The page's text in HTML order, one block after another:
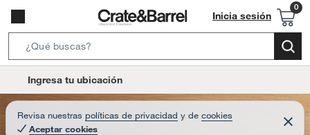
Inicia sesión
e
r
c
o
Ingresa tu ubicación
Revisa nuestras políticas de privacidad y de cookies
Aceptar cookies
C
e